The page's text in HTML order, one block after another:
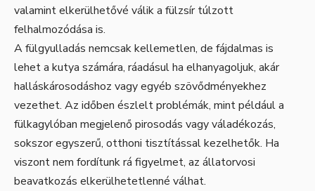
valamint elkerülhetővé válik a fülzsír túlzott
felhalmozódása is.
A fülgyulladás nemcsak kellemetlen, de fájdalmas is
lehet a kutya számára, ráadásul ha elhanyagoljuk, akár
halláskárosodáshoz vagy egyéb szövődményekhez
vezethet. Az időben észlelt problémák, mint például a
fülkagylóban megjelenő pirosodás vagy váladékozás,
sokszor egyszerű, otthoni tisztítással kezelhetők. Ha
viszont nem fordítunk rá figyelmet, az állatorvosi
beavatkozás elkerülhetetlenné válhat.